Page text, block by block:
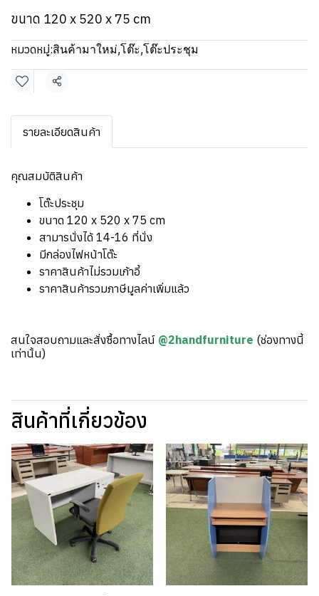
ขนาด 120 x 520 x 75 cm
หมวดหมู่:สินค้ามาใหม่,โต๊ะ,โต๊ะประชุม
แชร์
รายละเอียดสินค้า
คุณสมบัติสินค้า
โต๊ะประชุม
ขนาด 120 x 520 x 75 cm
สามารนั่งได้ 14-16 ที่นั่ง
มีกล่องไฟหน้าโต๊ะ
ราคาสินค้าไม่รวมเก้าอี้
ราคาสินค้ารวมภาษีมูลค่าเพิ่มแล้ว
สนใจสอบถามและสั่งซื้อทางไลน์ @2handfurniture (ช่องทางนี้
เท่านั้น)
สินค้าที่เกี่ยวข้อง